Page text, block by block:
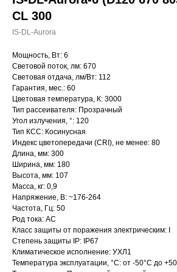
CL 300
IS-DL-Aurora
Мощность, Вт: 6
Световой поток, лм: 670
Световая отдача, лм/Вт: 112
Гарантия, мес.: 60
Цветовая температура, К: 3000
Тип рассеивателя: Прозрачный
Угол излучения, °: 120
Тип КСС: Косинусная
Индекс цветопередачи (CRI), не менее: 80
Длина, мм: 300
Ширина, мм: 180
Высота, мм: 107
Масса, кг: 0,9
Напряжение, В: ~176-264
Частота, Гц: 50
Род тока: AC
Класс защиты от поражения электрическим: I
Степень защиты IP: IP67
Климатическое исполнение: УХЛ1
Температура эксплуатации, °С: от -50°C до